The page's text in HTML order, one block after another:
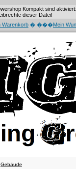
Kompakt sind
dieser Datei!
Warenkorb � ���Mein
Gebäude